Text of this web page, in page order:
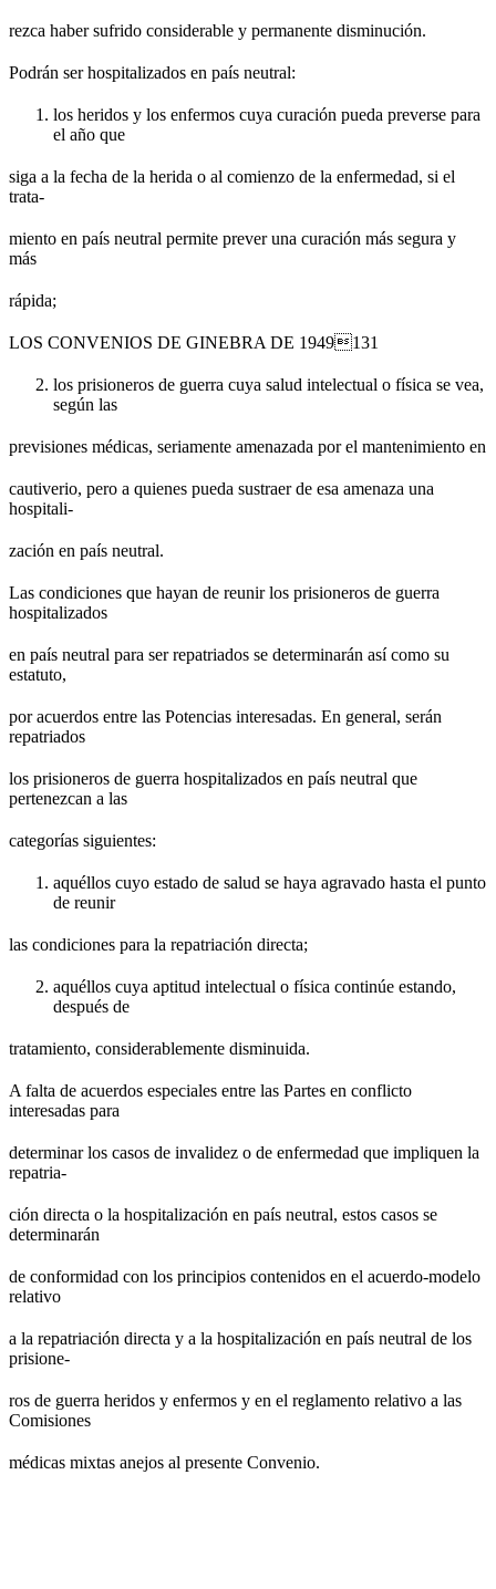
rezca haber sufrido considerable y permanente disminución.
Podrán ser hospitalizados en país neutral:
los heridos y los enfermos cuya curación pueda preverse para
el año que
siga a la fecha de la herida o al comienzo de la enfermedad, si el
trata-
miento en país neutral permite prever una curación más segura y
más
rápida;
LOS CONVENIOS DE GINEBRA DE 1949131
los prisioneros de guerra cuya salud intelectual o física se vea,
según las
previsiones médicas, seriamente amenazada por el mantenimiento en
cautiverio, pero a quienes pueda sustraer de esa amenaza una
hospitali-
zación en país neutral.
Las condiciones que hayan de reunir los prisioneros de guerra
hospitalizados
en país neutral para ser repatriados se determinarán así como su
estatuto,
por acuerdos entre las Potencias interesadas. En general, serán
repatriados
los prisioneros de guerra hospitalizados en país neutral que
pertenezcan a las
categorías siguientes:
aquéllos cuyo estado de salud se haya agravado hasta el punto
de reunir
las condiciones para la repatriación directa;
aquéllos cuya aptitud intelectual o física continúe estando,
después de
tratamiento, considerablemente disminuida.
A falta de acuerdos especiales entre las Partes en conflicto
interesadas para
determinar los casos de invalidez o de enfermedad que impliquen la
repatria-
ción directa o la hospitalización en país neutral, estos casos se
determinarán
de conformidad con los principios contenidos en el acuerdo-modelo
relativo
a la repatriación directa y a la hospitalización en país neutral de los
prisione-
ros de guerra heridos y enfermos y en el reglamento relativo a las
Comisiones
médicas mixtas anejos al presente Convenio.